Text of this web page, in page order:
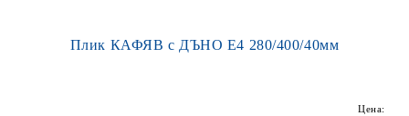
Плик КАФЯВ с ДЪНО Е4 280/400/40мм
Цена: